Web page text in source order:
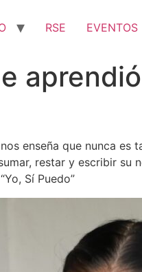
RSE EVENTOS
enseña que nunca es
restar y escribir
Sí Puedo”